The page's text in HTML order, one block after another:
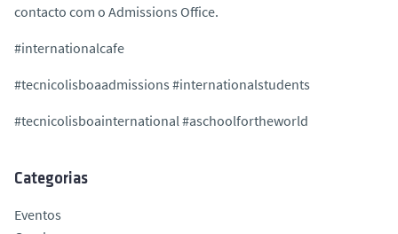
contacto com o Admissions Office.
#internationalcafe
#tecnicolisboaadmissions #internationalstudents
#tecnicolisboainternational #aschoolfortheworld
Categorias
Eventos